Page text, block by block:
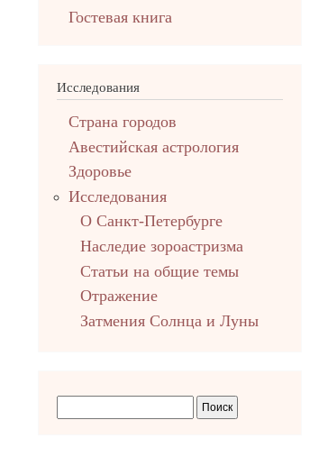
Гостевая книга
Исследования
Страна городов
Авестийская астрология
Здоровье
Исследования
О Санкт-Петербурге
Наследие зороастризма
Cтатьи на общие темы
Отражение
Затмения Солнца и Луны